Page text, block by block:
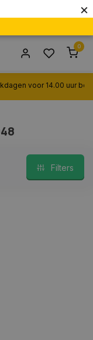
×
0
voor 14.00 uur
Filters